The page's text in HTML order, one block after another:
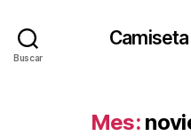
Buscar
Mes: